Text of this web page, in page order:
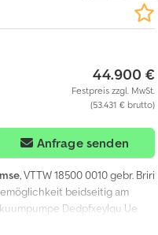
44.900 €
Festpreis zzgl. MwSt.
(53.431 € brutto)
Anfrage senden
, VTTW 18500 0010 gebr. Briri
beidseitig am
Dedpfxeylqu Ue
0170 Behälterinhalt ca